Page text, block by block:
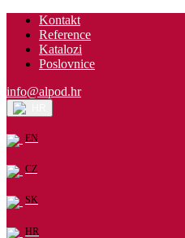
Kontakt
Reference
Katalozi
Poslovnice
info@alpod.hr
EN
CZ
SK
HR